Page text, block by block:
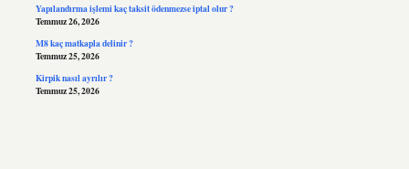
Yapılandırma işlemi kaç taksit ödenmezse iptal olur ?
Temmuz 26, 2026
M8 kaç matkapla delinir ?
Temmuz 25, 2026
Kirpik nasıl ayrılır ?
Temmuz 25, 2026